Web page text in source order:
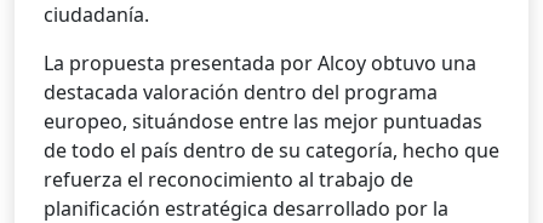
ciudadanía.
La propuesta presentada por Alcoy obtuvo una
destacada valoración dentro del programa
europeo, situándose entre las mejor puntuadas
de todo el país dentro de su categoría, hecho que
refuerza el reconocimiento al trabajo de
planificación estratégica desarrollado por la